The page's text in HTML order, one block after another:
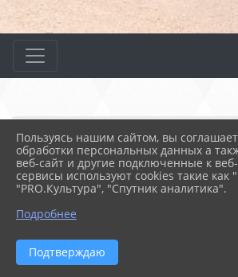
Главная
СВЕДЕНИЯ ОБ
04. Образование
28.09.2017 11:18
04. ОБРАЗОВАНИЕ
профессиональное образование
Пользуясь нашим сайтом, вы
обработки персональных данных а
веб-сайт и другие подключенные к
сервисы используют cookies такие как
"PRO.Культура", "Спутник аналитика".
Подробнее
Подтверждаю